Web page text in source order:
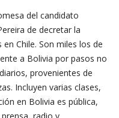
del candidato
de decretar la
Chile. Son miles los de
a Bolivia por pasos no
provenientes de
Incluyen varias clases,
en Bolivia es pública,